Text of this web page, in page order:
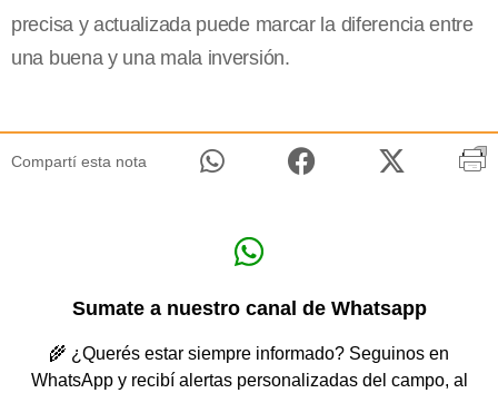
precisa y actualizada puede marcar la diferencia entre
una buena y una mala inversión.
Compartí esta nota
Sumate a nuestro canal de Whatsapp
🌾 ¿Querés estar siempre informado? Seguinos en
WhatsApp y recibí alertas personalizadas del campo, al